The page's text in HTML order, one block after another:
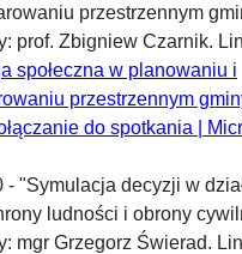
przestrzennym
prof. Zbigniew Czarnik.
społeczna w planowaniu i
przestrzennym
do spotkania |
- "Symulacja decyzji w
ludności i obrony
mgr Grzegorz Świerad.